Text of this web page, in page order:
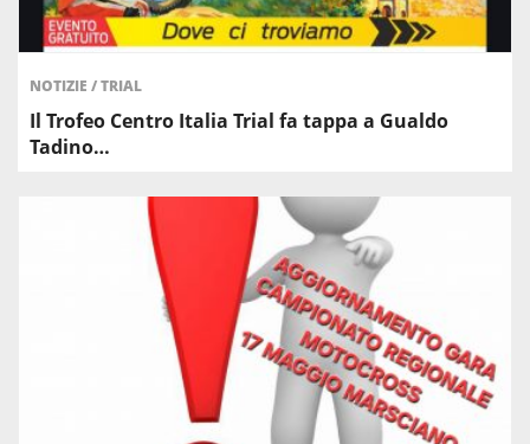
NOTIZIE /TRIAL
​Il Trofeo Centro Italia Trial fa tappa a Gualdo
Tadino…